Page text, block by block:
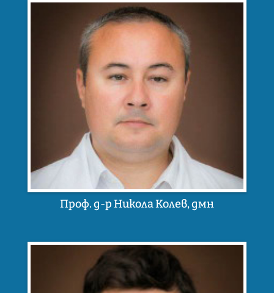
Проф. д-р Никола Колев, дмн